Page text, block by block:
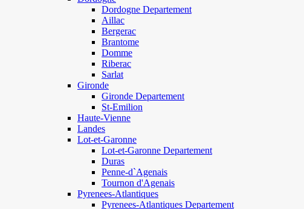
Dordogne Departement
Aillac
Bergerac
Brantome
Domme
Riberac
Sarlat
Gironde
Gironde Departement
St-Emilion
Haute-Vienne
Landes
Lot-et-Garonne
Lot-et-Garonne Departement
Duras
Penne-d`Agenais
Tournon d'Agenais
Pyrenees-Atlantiques
Pyrenees-Atlantiques Departement